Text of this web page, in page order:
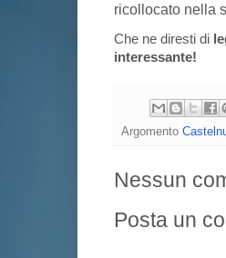
ricollocato nella
Che ne diresti di
interessante!
Argomento
Nessun
Posta un